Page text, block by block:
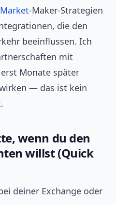
Market‑Maker‑Strategien
die den
beeinflussen. Ich
mit
Monate später
— das ist kein
wenn du den
willst (Quick
deiner Exchange oder